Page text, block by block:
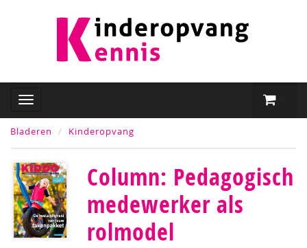
Bladeren Kinderopvang
Column: Pedagogisch
medewerker als
rolmodel